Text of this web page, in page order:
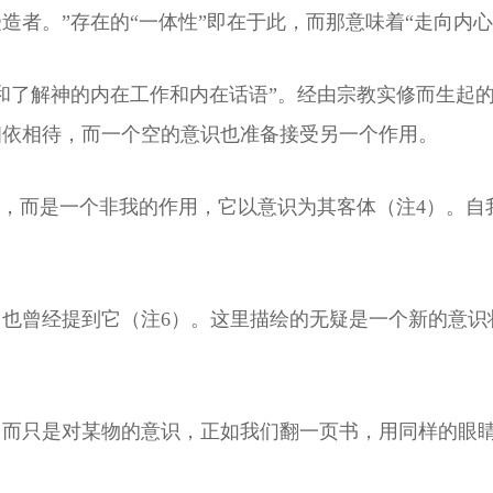
者。”存在的“一体性”即在于此，而那意味着“走向内
解神的内在工作和内在话语”。经由宗教实修而生起
相待，而一个空的意识也准备接受另一个作用。
而是一个非我的作用，它以意识为其客体（注4）。
曾经提到它（注6）。这里描绘的无疑是一个新的意
只是对某物的意识，正如我们翻一页书，用同样的眼